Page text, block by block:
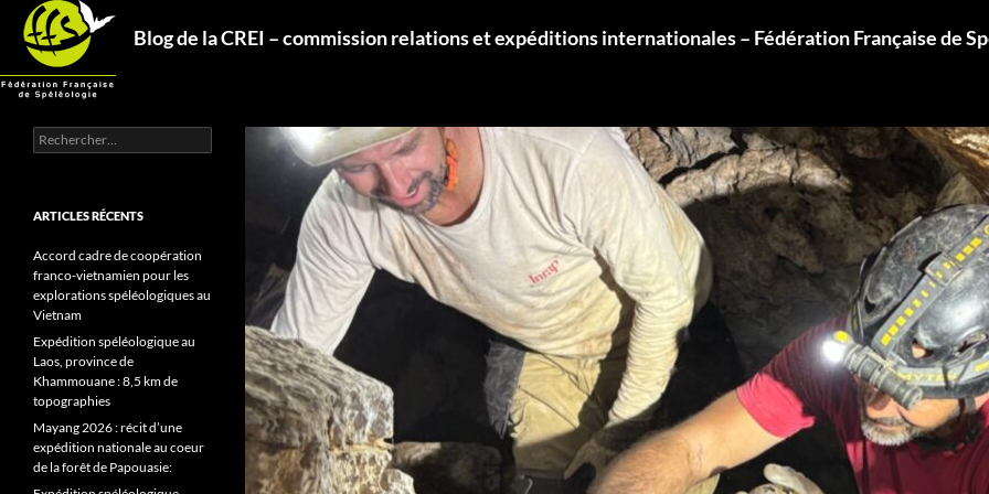
Aller
contenu
Blog de la CREI – commission relations et expéditions internationales – Fédération Française de
Recherche
Rechercher :
ARTICLES RÉCENTS
Accord cadre de coopération
franco-vietnamien pour les
explorations spéléologiques au
Vietnam
Expédition spéléologique au
Laos, province de
Khammouane : 8,5 km de
topographies
Mayang 2026 : récit d’une
expédition nationale au coeur
de la forêt de Papouasie: